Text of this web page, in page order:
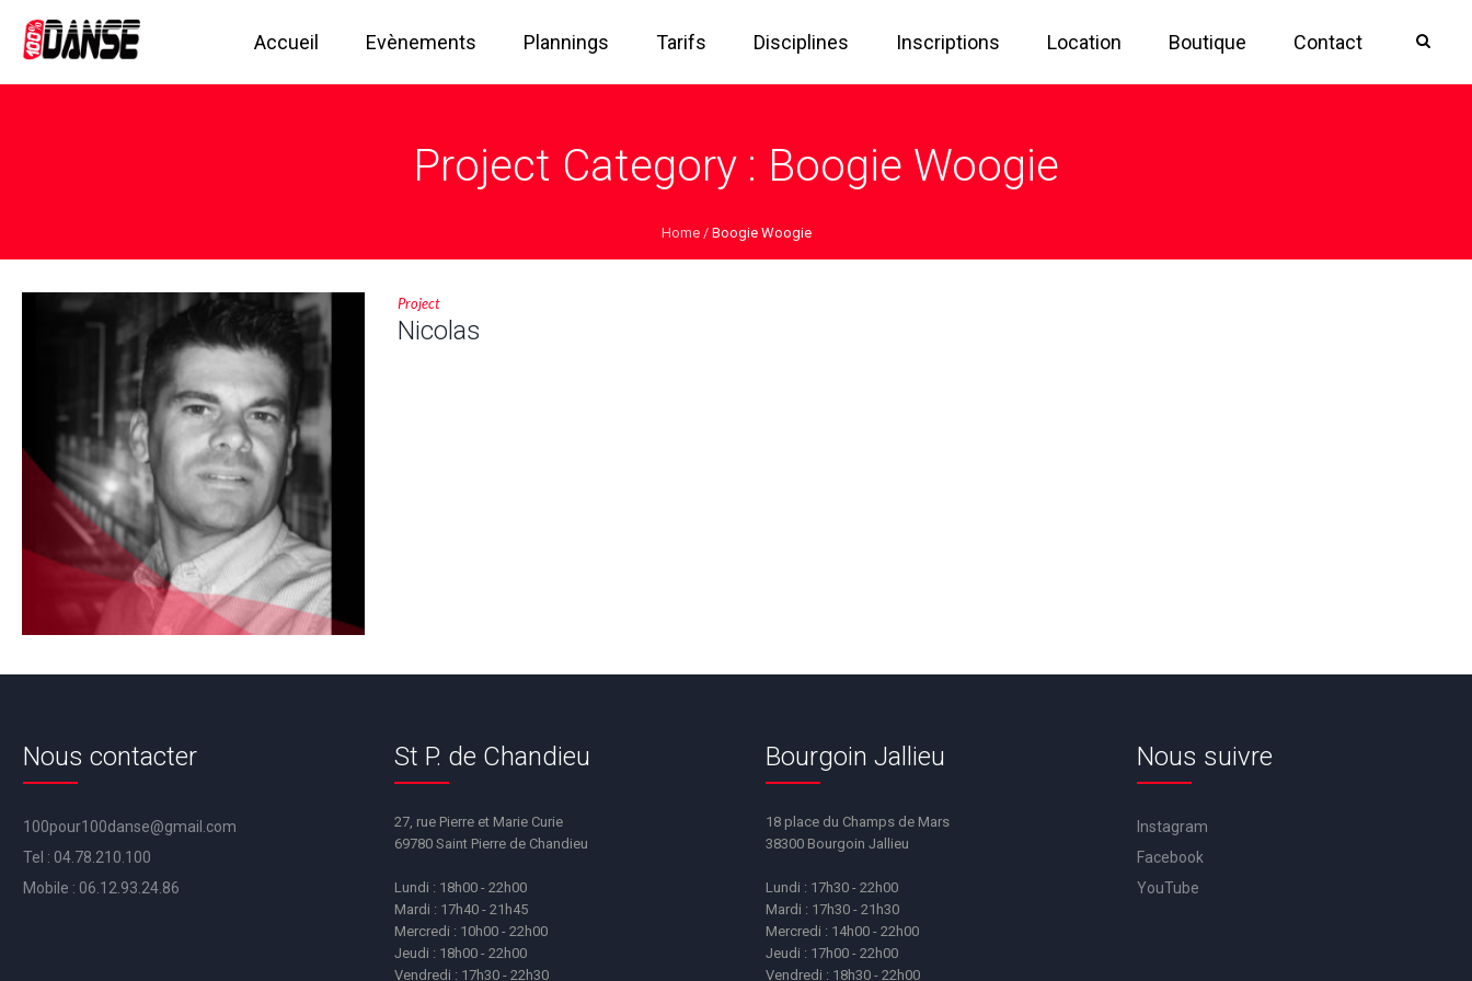
Accueil Evènements Plannings Tarifs Disciplines Inscriptions Location Boutique Contact
Project Category : Boogie Woogie
Home / Boogie Woogie
Project
Nicolas
Nous contacter
100pour100danse@gmail.com
Tel : 04.78.210.100
Mobile : 06.12.93.24.86
St P. de Chandieu
27, rue Pierre et Marie Curie
69780 Saint Pierre de Chandieu
Lundi : 18h00 - 22h00
Mardi : 17h40 - 21h45
Mercredi : 10h00 - 22h00
Jeudi : 18h00 - 22h00
Vendredi : 17h30 - 22h30
Bourgoin Jallieu
18 place du Champs de Mars
38300 Bourgoin Jallieu
Lundi : 17h30 - 22h00
Mardi : 17h30 - 21h30
Mercredi : 14h00 - 22h00
Jeudi : 17h00 - 22h00
Vendredi : 18h30 - 22h00
Nous suivre
Instagram
Facebook
YouTube